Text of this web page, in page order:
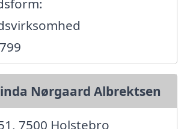
Nørgaard Albrektsen
7500 Holstebro